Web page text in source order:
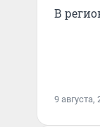
В
9 августа,